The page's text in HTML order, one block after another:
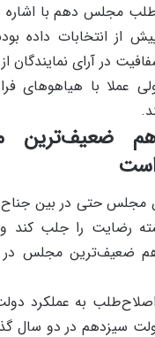
مجلس دهم با اشاره
از انتخابات داده
در آرای نمایندگان
عملا با هیاهوهای
ضعیف‌ترین
مجلس حتی در بین
رضایت را جلب کند
ضعیف‌ترین مجلس در
به عملکرد
سیزدهم در دو سال